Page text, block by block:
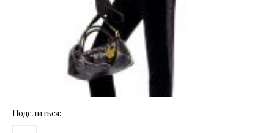
Поделиться: